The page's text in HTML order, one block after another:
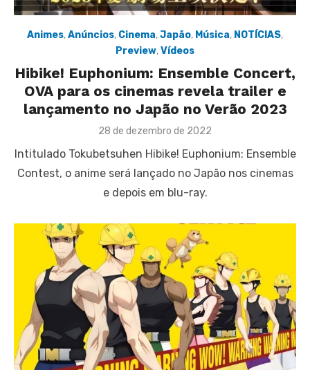
Animes,Anúncios, Cinema,Japão, Música, NOTÍCIAS,
Preview,Vídeos
Hibike! Euphonium: Ensemble Concert,
OVA para os cinemas revela trailer e
lançamento no Japão no Verão 2023
Posted
28 de dezembro de 2022
Intitulado Tokubetsuhen Hibike! Euphonium: Ensemble
Contest, o anime será lançado no Japão nos cinemas
e depois em blu-ray.